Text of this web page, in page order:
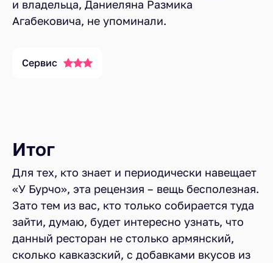
и владельца, Даниеляна Размика
Агабековича, не упоминали.
Сервис
Итог
Для тех, кто знает и периодически навещает
«У Бурчо», эта рецензия – вещь бесполезная.
Зато тем из вас, кто только собирается туда
зайти, думаю, будет интересно узнать, что
данный ресторан не столько армянский,
сколько кавказский, с добавками вкусов из